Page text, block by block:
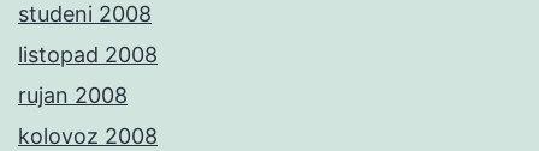
studeni 2008
listopad 2008
rujan 2008
kolovoz 2008